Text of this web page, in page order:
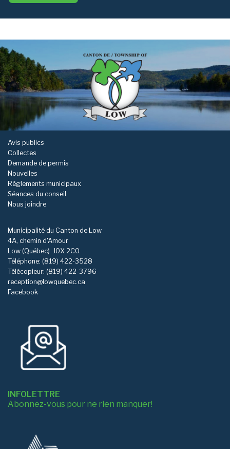
Avis publics
Collectes
Demande de permis
Nouvelles
Règlements municipaux
Séances du conseil
Nous joindre
Municipalité du Canton de Low
4A, chemin d'Amour
Low (Québec) J0X 2C0
Téléphone: (819) 422-3528
Télécopieur: (819) 422-3796
reception@lowquebec.ca
Facebook
INFOLETTRE
Abonnez-vous pour ne rien manquer!